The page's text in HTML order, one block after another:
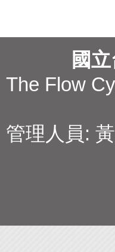
國
The Flow
管理人員: